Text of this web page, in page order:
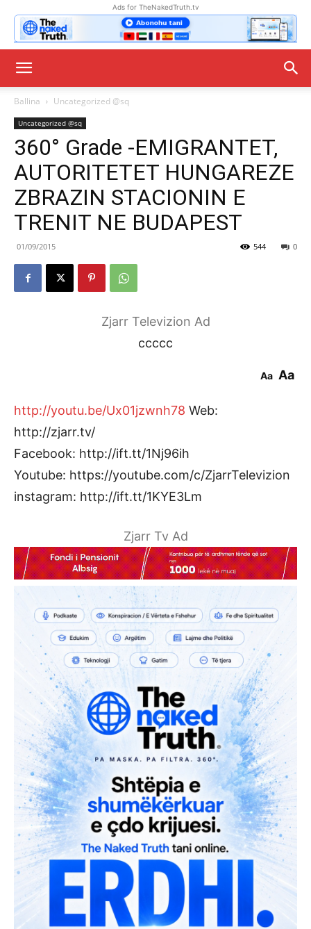
Ads for TheNakedTruth.tv
Ballina Uncategorized @sq
Uncategorized @sq
360° Grade -EMIGRANTET,
AUTORITETET HUNGAREZE
ZBRAZIN STACIONIN E
TRENIT NE BUDAPEST
01/09/2015 0
544
Zjarr Televizion Ad
ccccc
Aa Aa
http://youtu.be/Ux01jzwnh78 Web:
http://zjarr.tv/
Facebook: http://ift.tt/1Nj96ih
Youtube: https://youtube.com/c/ZjarrTelevizion
instagram: http://ift.tt/1KYE3Lm
Zjarr Tv Ad